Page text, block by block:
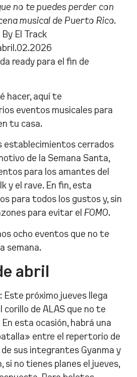
no te puedes perder con
musical de Puerto Rico.
By El Track
ready para el fin de
hacer, aquí te
eventos musicales para
tu casa.
establecimientos cerrados
de la Semana Santa,
para los amantes del
y el rave. En fin, esta
para todos los gustos y, sin
para evitar el FOMO.
ocho eventos que no te
semana.
abril
: Este próximo jueves llega
de ALAS que no te
esta ocasión, habrá una
entre el repertorio de
de sus integrantes Gyanma y
si no tienes planes el jueves,